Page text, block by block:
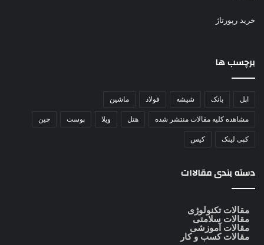
خرید رپورتاژ
برچسب ها
اپل بانک شیشه فولاد ماشین
مشاهده کلیه مقالات منتشر شده هتل ویلا پوست چین
کپی لینک کیس
دسته بندی مقالاات
مقالات تکنولوژی
مقالات سلامتی
مقالات آموزشی
مقالات کسب و کار